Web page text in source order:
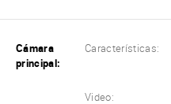
Cámara
principal:
Características:
Video: